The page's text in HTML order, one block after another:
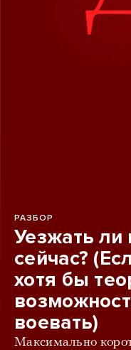
РАЗБОР
Уезжать ли
сейчас?
хотя бы
воевать)
Максимально